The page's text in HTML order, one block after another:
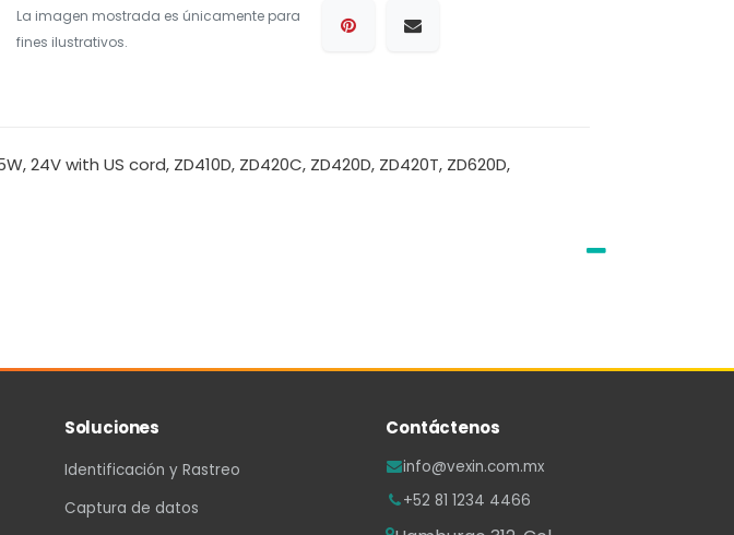
La imagen mostrada es únicamente para
fines ilustrativos.
with US cord, ZD410D, ZD420C, ZD420D, ZD420T, ZD620D,
Soluciones
Identificación y Rastreo
Captura de datos
Contáctenos
info@vexin.com.mx
+52 81 1234 4466